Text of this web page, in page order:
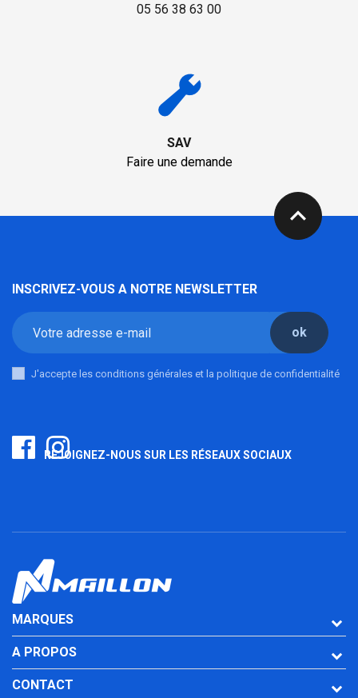
05 56 38 63 00
SAV
Faire une demande
expand_less
INSCRIVEZ-VOUS A NOTRE NEWSLETTER
ok
J'accepte les conditions générales et la politique de confidentialité
REJOIGNEZ-NOUS SUR LES RÉSEAUX SOCIAUX
MARQUES
A PROPOS
CONTACT